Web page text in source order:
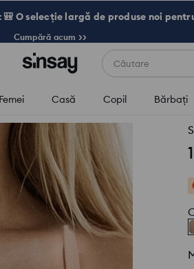
🎒 O selecție largă de produse noi
Cumpără acum >>
Căutare
Femei Casă Copil Bărbaţi